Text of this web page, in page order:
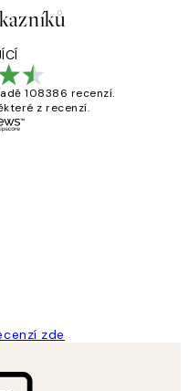
108386 recenzí.
z recenzí.
zde